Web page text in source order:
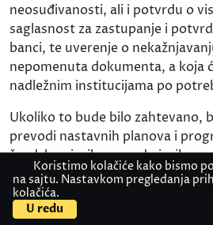
neosuđivanosti, ali i potvrdu o
saglasnost za zastupanje i
banci, te uverenje o
nepomenuta dokumenta, a koja
nadležnim institucijama po
Ukoliko to bude bilo zahtevano,
prevodi nastavnih planova i
švedskog jezika na urdu jezik, a
sudski tumač i prevodilac
dokumenta iz oblasti
svedočanstvo o završenim
Kontaktirajte nas
Koristimo kolačiće kako bismo
na sajtu. Nastavkom pregledanja
kolačića.
U redu